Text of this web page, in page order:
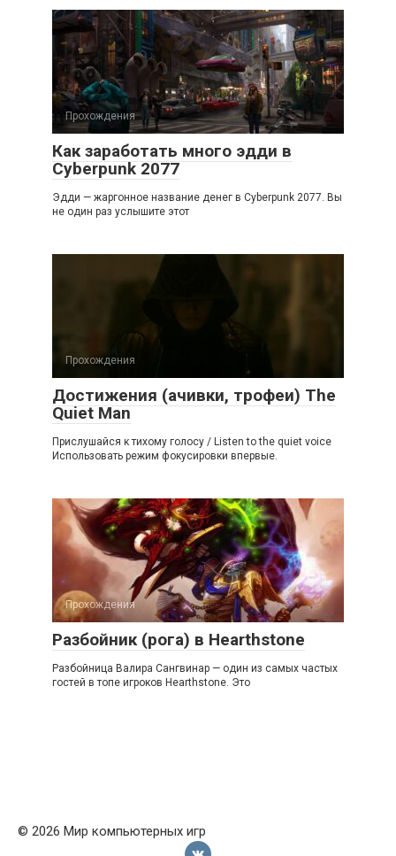
Прохождения
Как заработать много эдди в
Cyberpunk 2077
Эдди — жаргонное название денег в Cyberpunk 2077. Вы
не один раз услышите этот
Прохождения
Достижения (ачивки, трофеи) The
Quiet Man
Прислушайся к тихому голосу / Listen to the quiet voice
Использовать режим фокусировки впервые.
Прохождения
Разбойник (рога) в Hearthstone
Разбойница Валира Сангвинар — один из самых частых
гостей в топе игроков Hearthstone. Это
© 2026 Мир компьютерных игр